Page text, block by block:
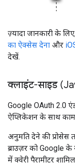
ज़्यादा जानकारी के
का ऐक्सेस देना और
देखें.
क्लाइंट-साइड
Google OAuth 2.0
ऐप्लिकेशन के साथ
अनुमति देने की
ब्राउज़र को Google
में क्वेरी पैरामीटर